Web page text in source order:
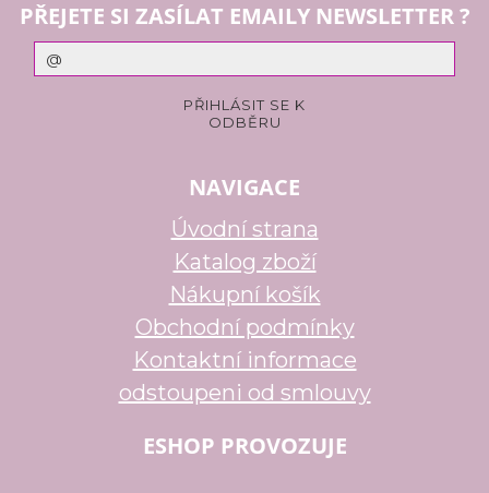
PŘEJETE SI ZASÍLAT EMAILY NEWSLETTER ?
NAVIGACE
Úvodní strana
Katalog zboží
Nákupní košík
Obchodní podmínky
Kontaktní informace
odstoupeni od smlouvy
ESHOP PROVOZUJE